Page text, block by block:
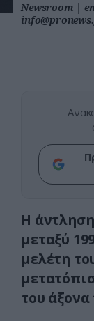
Newsroom |
Η
μεταξύ
μελέτη
του